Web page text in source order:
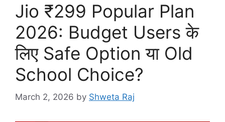
Jio ₹299 Popular Plan
2026: Budget Users के
लिए Safe Option या Old
School Choice?
March 2, 2026 by Shweta Raj